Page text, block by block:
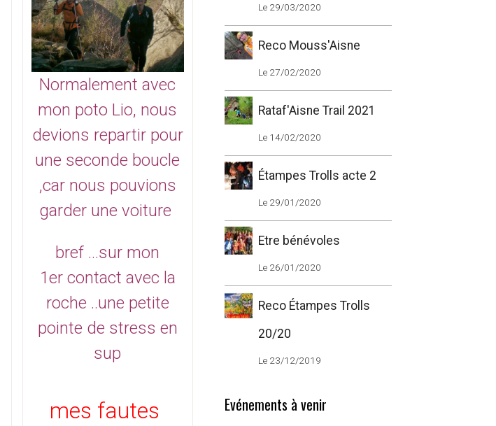
Normalement avec
mon poto Lio, nous
devions repartir pour
une seconde boucle
,car nous pouvions
garder une voiture
bref ...sur mon
1er contact avec la
roche ..une petite
pointe de stress en
sup
mes fautes
Le 29/03/2020
Reco Mouss'Aisne
Le 27/02/2020
Rataf'Aisne Trail 2021
Le 14/02/2020
Étampes Trolls acte 2
Le 29/01/2020
Etre bénévoles
Le 26/01/2020
Reco Étampes Trolls
20/20
Le 23/12/2019
Evénements à venir